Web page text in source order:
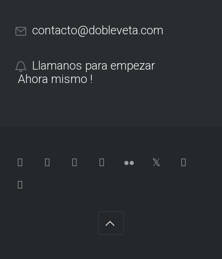
contacto@dobleveta.com
Llamanos para empezar
Ahora mismo !